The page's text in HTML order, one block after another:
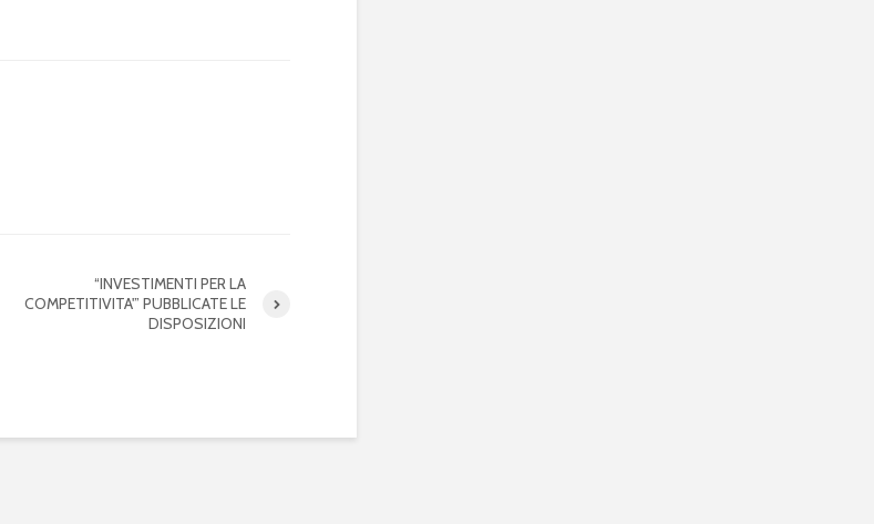
“INVESTIMENTI PER LA
COMPETITIVITA'” PUBBLICATE LE
DISPOSIZIONI